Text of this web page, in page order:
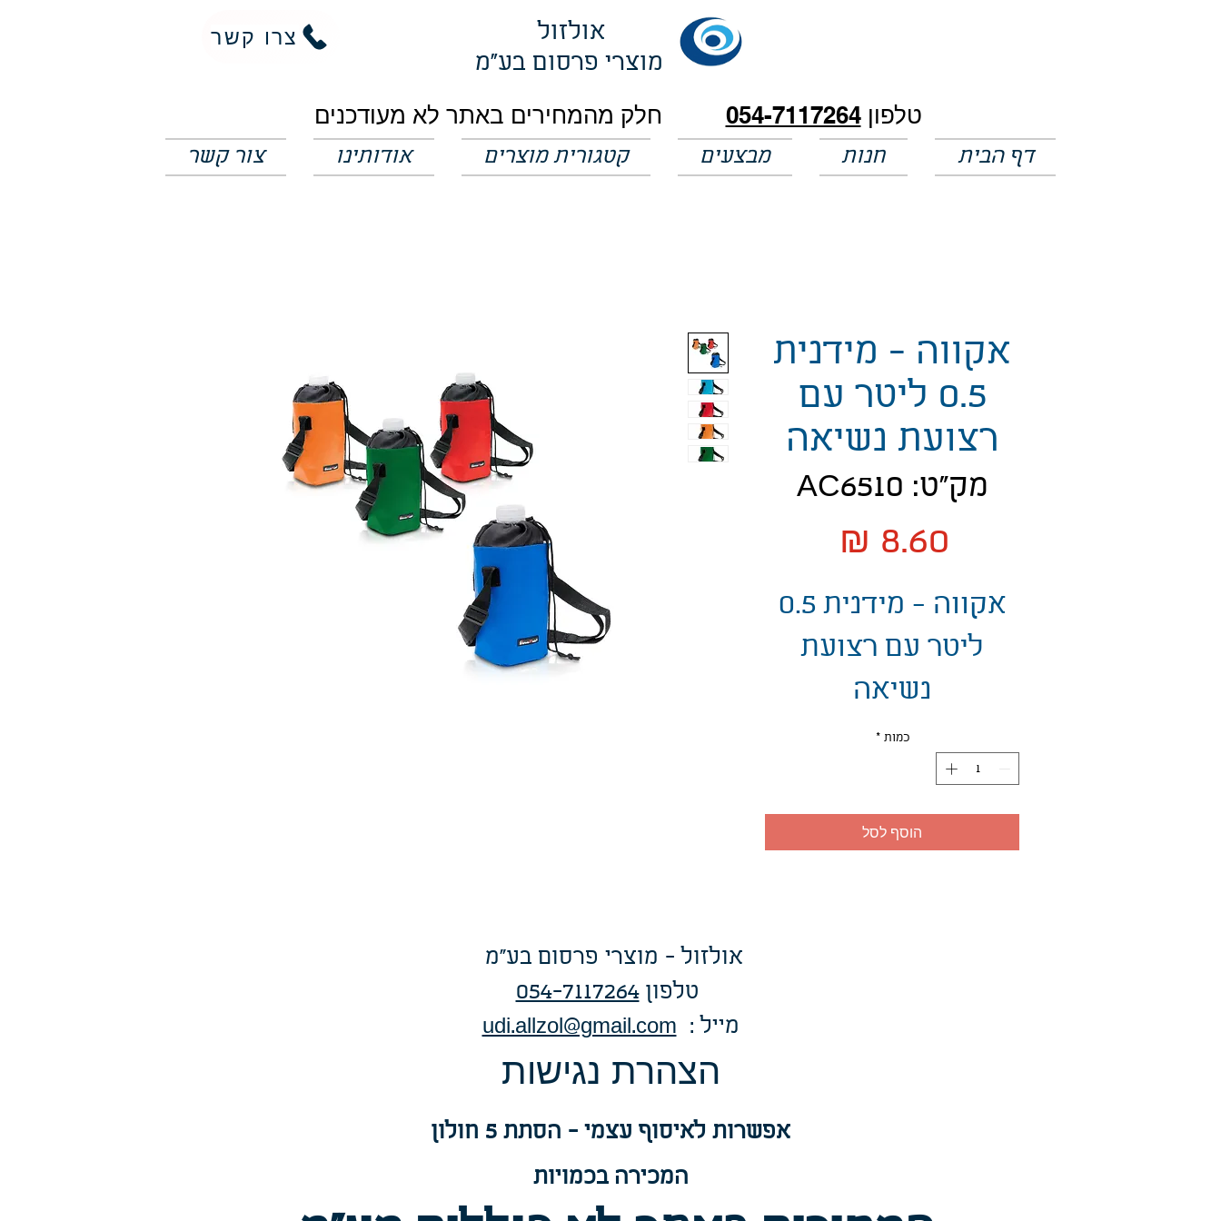
צרו קשר
אולזול
מוצרי פרסום בע"מ
טלפון054-7117264
דף הבית חנות מבצעים קטגורית מוצרים אודותינו צור קשר
אקווה - מידנית
0.5 ליטר עם
רצועת נשיאה
מק"ט: AC6510
אקווה - מידנית 0.5
ליטר עם רצועת
נשיאה
כמות *
הוסף לסל
אולזול - מוצרי פרסום בע"מ
טלפון054-7117264
udi.allzol@gmail.com
: מייל
הצהרת נגישות
אפשרות לאיסוף עצמי - הסתת 5 חולון
המכירה בכמויות